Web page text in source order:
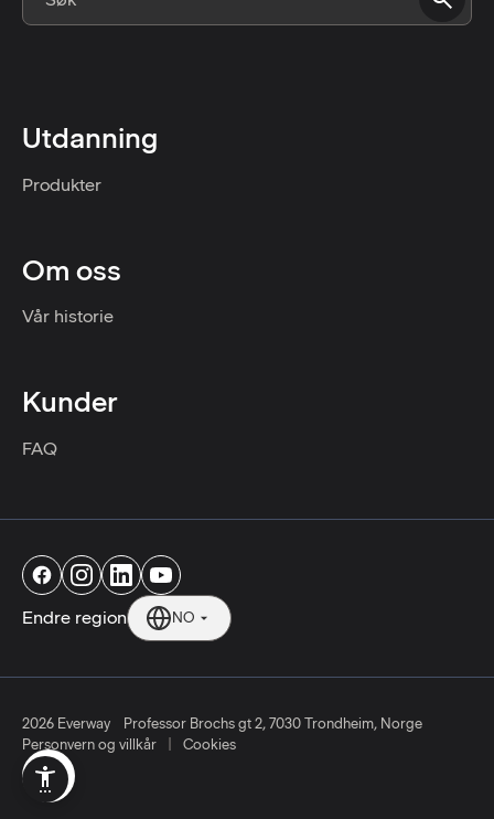
Utdanning
Produkter
Om oss
Vår historie
Kunder
FAQ
Endre region NO
2026 Everway
Professor Brochs gt 2, 7030 Trondheim, Norge
Personvern og villkår
| Cookies